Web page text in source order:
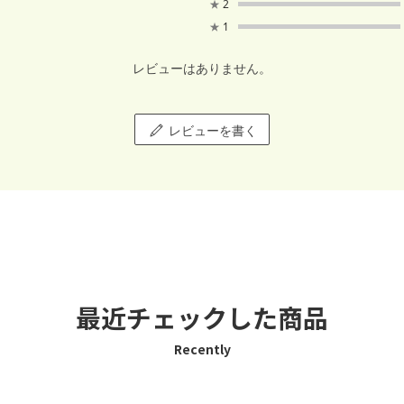
★ 2
★ 1
レビューはありません。
レビューを書く
最近チェックした商品
Recently